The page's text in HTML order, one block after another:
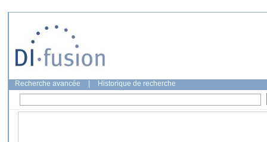
Recherche avancée Historique de recherche